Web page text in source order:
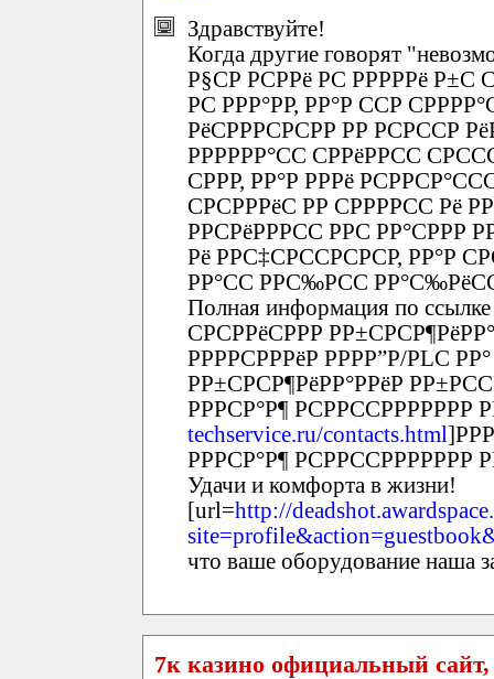
Здравствуйте!
Когда другие говорят
Р§СР РСРРё РС РРРРРё Р±С
РС РРР°РР, РР°Р ССР
РёСРРРСРСРР РР РСРССР
РРРРРР°СС СРРёРРСС
СРРР, РР°Р РРРё
СРСРРРёС РР СРРРРСС Рё
РРСРёРРРСС РРС РР°СРРР
Рё РРС‡СРССРСРСР, РР°Р
РР°СС РРС‰РСС
Полная информация по
СРСРРёСРРР
РРРРСРРРёР РРРР”Р/PLC
РР±СРСР¶РёРР°РРёР
РРРСР°Р¶ РСРРССРРРРРРР
techservice.ru/contacts.html
РРРСР°Р¶ РСРРССРРРРРРР
Удачи и комфорта в жизни!
[url=http://
что ваше оборудование наша
7к казино официальный